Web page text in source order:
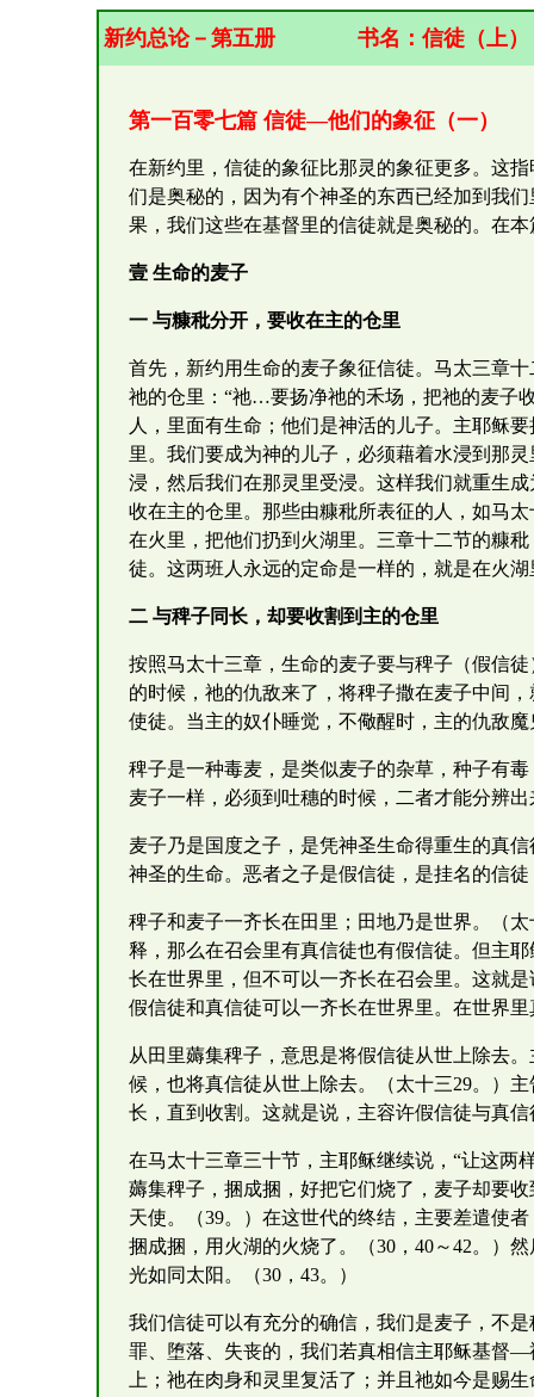
新约总论－第五册 书名： 信徒（上）
第一百零七篇 信徒—他们的象征（一）
在新约里，信徒的象征比那灵的象征更多。这
们是奥秘的，因为有个神圣的东西已经加到我
果，我们这些在基督里的信徒就是奥秘的。在
壹 生命的麦子
一 与糠秕分开，要收在主的仓里
首先，新约用生命的麦子象征信徒。马太三章
祂的仓里：“祂…要扬净祂的禾场，把祂的麦子
人，里面有生命；他们是神活的儿子。主耶稣
里。我们要成为神的儿子，必须藉着水浸到那
浸，然后我们在那灵里受浸。这样我们就重生
收在主的仓里。那些由糠秕所表征的人，如马
在火里，把他们扔到火湖里。三章十二节的糠
徒。这两班人永远的定命是一样的，就是在火
二 与稗子同长，却要收割到主的仓里
按照马太十三章，生命的麦子要与稗子（假信
的时候，祂的仇敌来了，将稗子撒在麦子中间
使徒。当主的奴仆睡觉，不儆醒时，主的仇敌
稗子是一种毒麦，是类似麦子的杂草，种子有
麦子一样，必须到吐穗的时候，二者才能分辨
麦子乃是国度之子，是凭神圣生命得重生的真
神圣的生命。恶者之子是假信徒，是挂名的信
稗子和麦子一齐长在田里；田地乃是世界。（
释，那么在召会里有真信徒也有假信徒。但主
长在世界里，但不可以一齐长在召会里。这就
假信徒和真信徒可以一齐长在世界里。在世界
从田里薅集稗子，意思是将假信徒从世上除去
候，也将真信徒从世上除去。（太十三29。）
长，直到收割。这就是说，主容许假信徒与真
在马太十三章三十节，主耶稣继续说，“让这两
薅集稗子，捆成捆，好把它们烧了，麦子却要
天使。（39。）在这世代的终结，主要差遣使
捆成捆，用火湖的火烧了。（30，40～42。）
光如同太阳。（30，43。）
我们信徒可以有充分的确信，我们是麦子，不
罪、堕落、失丧的，我们若真相信主耶稣基督
上；祂在肉身和灵里复活了；并且祂如今是赐